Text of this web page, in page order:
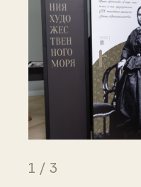
1 / 3